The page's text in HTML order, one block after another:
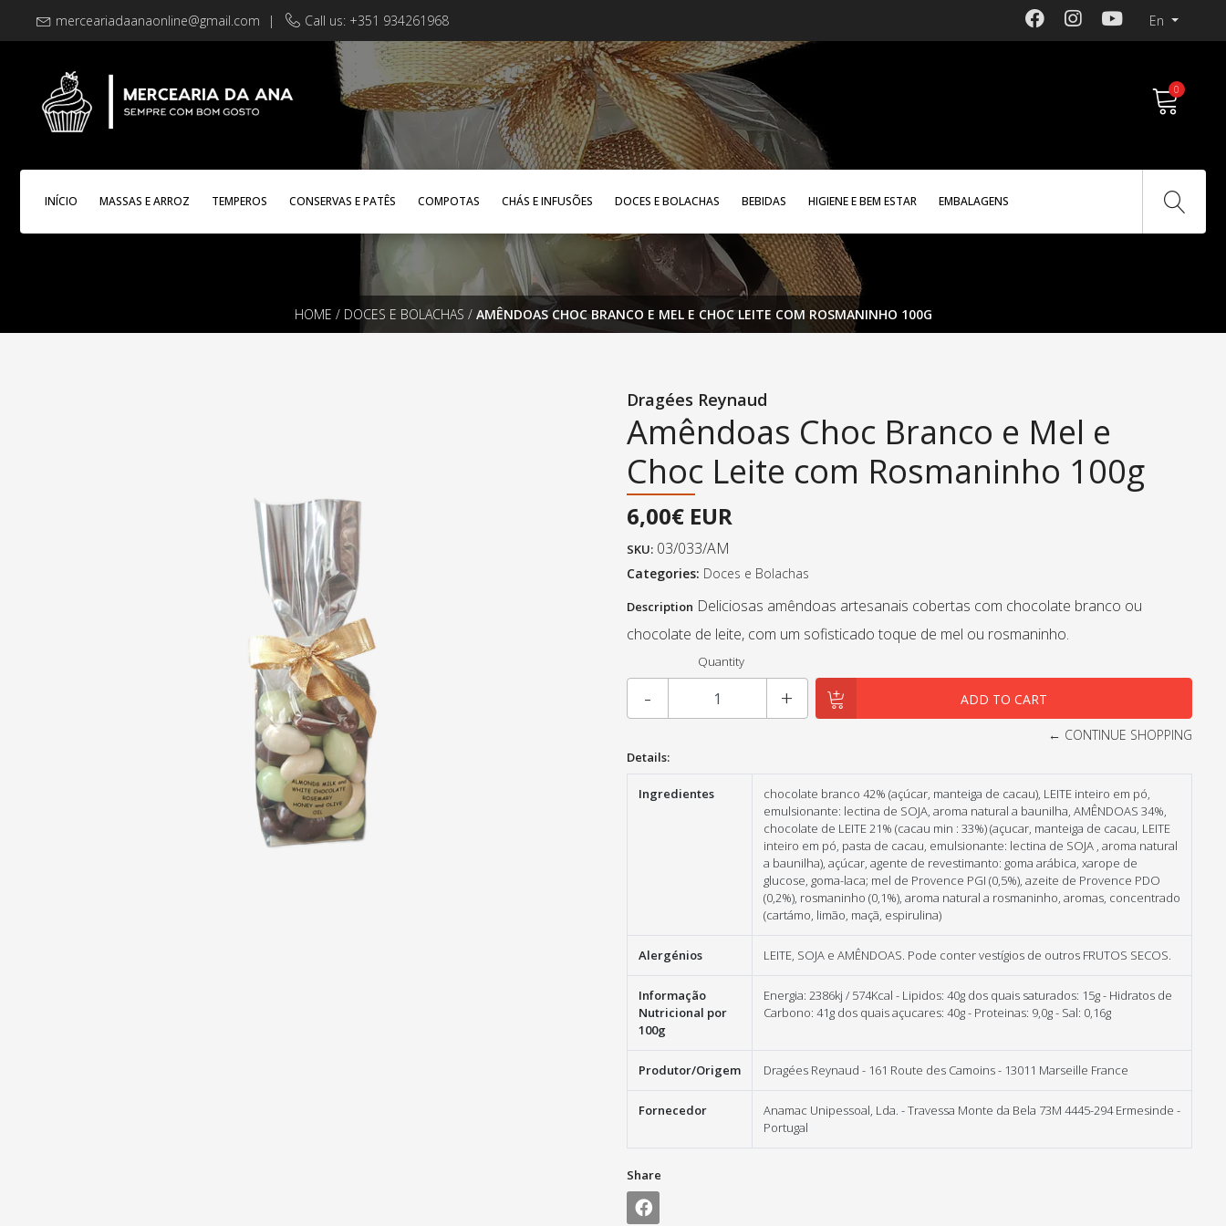
merceariadaanaonline@gmail.com | Call us: +351 934261968 En
0
INÍCIO MASSAS E ARROZ TEMPEROS CONSERVAS E PATÊS COMPOTAS CHÁS E INFUSÕES DOCES E BOLACHAS BEBIDAS HIGIENE E BEM ESTAR EMBALAGENS
HOME / DOCES E BOLACHAS / AMÊNDOAS CHOC BRANCO E MEL E CHOC LEITE COM ROSMANINHO 100G
Dragées Reynaud
Amêndoas Choc Branco e Mel e
Choc Leite com Rosmaninho 100g
6,00€ EUR
SKU: 03/033/AM
Categories: Doces e Bolachas
Description Deliciosas amêndoas artesanais cobertas com chocolate branco ou
chocolate de leite, com um sofisticado toque de mel ou rosmaninho.
Quantity
+
-
← CONTINUE SHOPPING
Details:
Ingredientes
chocolate branco 42% (açúcar, manteiga de cacau), LEITE inteiro em pó,
emulsionante: lectina de SOJA, aroma natural a baunilha, AMÊNDOAS 34%,
chocolate de LEITE 21% (cacau min : 33%) (açucar, manteiga de cacau, LEITE
inteiro em pó, pasta de cacau, emulsionante: lectina de SOJA , aroma natural
a baunilha), açúcar, agente de revestimanto: goma arábica, xarope de
glucose, goma-laca; mel de Provence PGI (0,5%), azeite de Provence PDO
(0,2%), rosmaninho (0,1%), aroma natural a rosmaninho, aromas, concentrado
(cartámo, limão, maçã, espirulina)
Alergénios LEITE, SOJA e AMÊNDOAS. Pode conter vestígios de outros FRUTOS SECOS.
Informação
Nutricional por
100g
Energia: 2386kj / 574Kcal - Lipidos: 40g dos quais saturados: 15g - Hidratos de
Carbono: 41g dos quais açucares: 40g - Proteinas: 9,0g - Sal: 0,16g
Produtor/Origem Dragées Reynaud - 161 Route des Camoins - 13011 Marseille France
Fornecedor
Anamac Unipessoal, Lda. - Travessa Monte da Bela 73M 4445-294 Ermesinde -
Portugal
Share